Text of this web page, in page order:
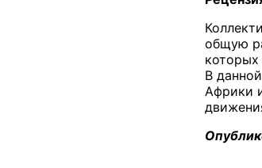
общую
которых
В
Африки